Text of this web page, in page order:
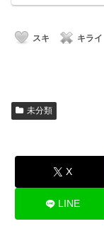
スキ キライ
未分類
X
LINE